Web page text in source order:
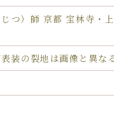
つ）師 京都 宝林寺・
装の裂地は画像と異な